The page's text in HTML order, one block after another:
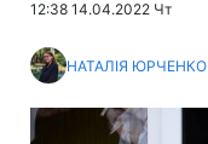
12:38 14.04.2022 Чт
НАТАЛІЯ ЮРЧЕНКО